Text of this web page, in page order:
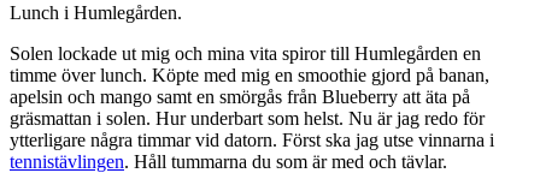
Lunch i Humlegården.
Solen lockade ut mig och mina vita spiror till Humlegården en
timme över lunch. Köpte med mig en smoothie gjord på banan,
apelsin och mango samt en smörgås från Blueberry att äta på
gräsmattan i solen. Hur underbart som helst. Nu är jag redo för
ytterligare några timmar vid datorn. Först ska jag utse vinnarna i
tennistävlingen. Håll tummarna du som är med och tävlar.